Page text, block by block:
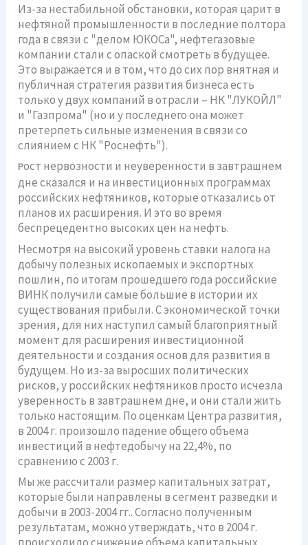
Из-за нестабильной обстановки, которая царит в
нефтяной промышленности в последние полтора
года в связи с "делом ЮКОСа", нефтегазовые
компании стали с опаской смотреть в будущее.
Это выражается и в том, что до сих пор внятная и
публичная стратегия развития бизнеса есть
только у двух компаний в отрасли – НК "ЛУКОЙЛ"
и "Газпрома" (но и у последнего она может
претерпеть сильные изменения в связи со
слиянием с НК "Роснефть").
Рост нервозности и неуверенности в завтрашнем
дне сказался и на инвестиционных программах
российских нефтяников, которые отказались от
планов их расширения. И это во время
беспрецедентно высоких цен на нефть.
Несмотря на высокий уровень ставки налога на
добычу полезных ископаемых и экспортных
пошлин, по итогам прошедшего года российские
ВИНК получили самые большие в истории их
существования прибыли. С экономической точки
зрения, для них наступил самый благоприятный
момент для расширения инвестиционной
деятельности и создания основ для развития в
будущем. Но из-за выросших политических
рисков, у российских нефтяников просто исчезла
уверенность в завтрашнем дне, и они стали жить
только настоящим. По оценкам Центра развития,
в 2004 г. произошло падение общего объема
инвестиций в нефтедобычу на 22,4%, по
сравнению с 2003 г.
Мы же рассчитали размер капитальных затрат,
которые были направлены в сегмент разведки и
добычи в 2003-2004 гг.. Согласно полученным
результатам, можно утверждать, что в 2004 г.